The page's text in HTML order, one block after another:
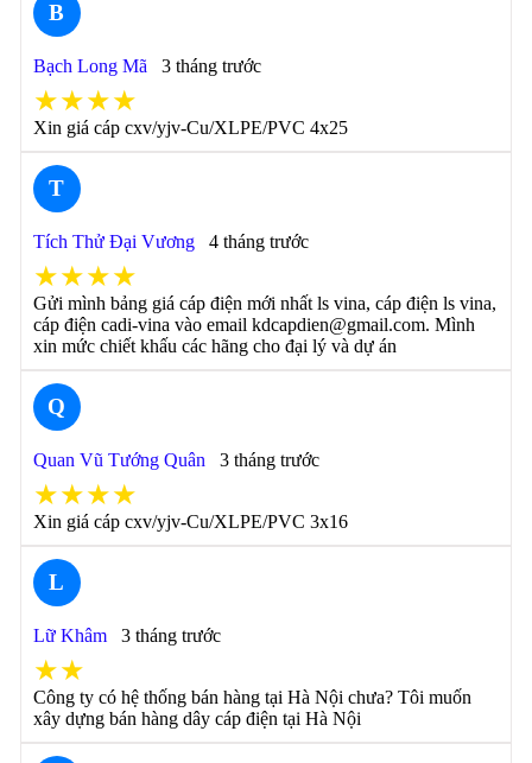
B
Bạch Long Mã 3 tháng trước
★★★★
Xin giá cáp cxv/yjv-Cu/XLPE/PVC 4x25
T
Tích Thử Đại Vương 4 tháng trước
★★★★
Gửi mình bảng giá cáp điện mới nhất ls vina, cáp điện ls vina,
cáp điện cadi-vina vào email kdcapdien@gmail.com. Mình
xin mức chiết khấu các hãng cho đại lý và dự án
Q
Quan Vũ Tướng Quân 3 tháng trước
★★★★
Xin giá cáp cxv/yjv-Cu/XLPE/PVC 3x16
L
Lữ Khâm 3 tháng trước
★★
Công ty có hệ thống bán hàng tại Hà Nội chưa? Tôi muốn
xây dựng bán hàng dây cáp điện tại Hà Nội